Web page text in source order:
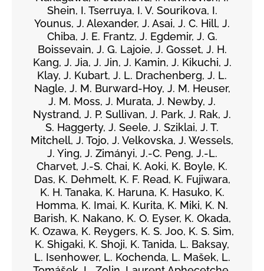
Shein, I. Tserruya, I. V. Sourikova, I.
Younus, J. Alexander, J. Asai, J. C. Hill, J.
Chiba, J. E. Frantz, J. Egdemir, J. G.
Boissevain, J. G. Lajoie, J. Gosset, J. H.
Kang, J. Jia, J. Jin, J. Kamin, J. Kikuchi, J.
Klay, J. Kubart, J. L. Drachenberg, J. L.
Nagle, J. M. Burward-Hoy, J. M. Heuser,
J. M. Moss, J. Murata, J. Newby, J.
Nystrand, J. P. Sullivan, J. Park, J. Rak, J.
S. Haggerty, J. Seele, J. Sziklai, J. T.
Mitchell, J. Tojo, J. Velkovska, J. Wessels,
J. Ying, J. Zimányi, J.-C. Peng, J.-L.
Charvet, J.-S. Chai, K. Aoki, K. Boyle, K.
Das, K. Dehmelt, K. F. Read, K. Fujiwara,
K. H. Tanaka, K. Haruna, K. Hasuko, K.
Homma, K. Imai, K. Kurita, K. Miki, K. N.
Barish, K. Nakano, K. O. Eyser, K. Okada,
K. Ozawa, K. Reygers, K. S. Joo, K. S. Sim,
K. Shigaki, K. Shoji, K. Tanida, L. Baksay,
L. Isenhower, L. Kochenda, L. Mašek, L.